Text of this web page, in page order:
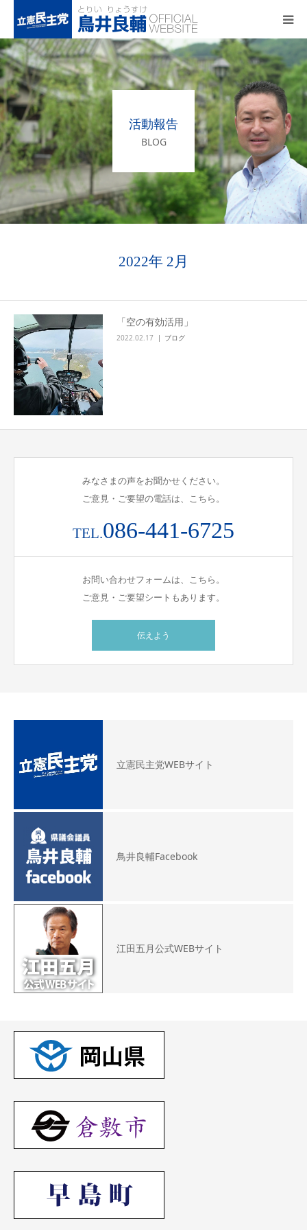
活動報告
BLOG
2022年 2月
「空の有効活用」
2022.02.17 ブログ
みなさまの声をお聞かせください。
ご意見・ご要望の電話は、こちら。
TEL.086-441-6725
お問い合わせフォームは、こちら。
ご意見・ご要望シートもあります。
伝えよう
立憲民主党WEBサイト
鳥井良輔Facebook
江田五月公式WEBサイト
トップページ
基本政策
プロフィール
事務所アクセス
活動報告